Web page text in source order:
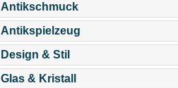
Antikschmuck
Antikspielzeug
Design & Stil
Glas & Kristall